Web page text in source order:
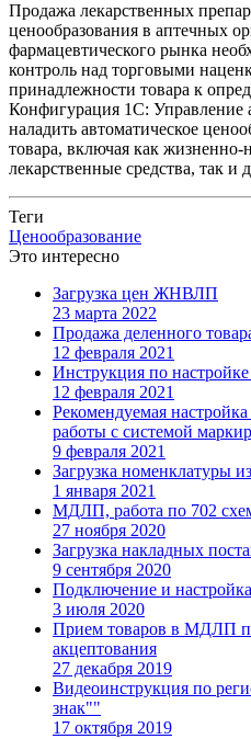
Продажа лекарственных
ценообразования в аптечных
фармацевтического рынка
контроль над торговыми
принадлежности товара к
Конфигурация 1С: Управление
наладить автоматическое
товара, включая как
лекарственные средства, так и
Теги
Ценообразование
Это интересно
Загрузка цен ЖНВЛП
23 марта 2022
Продажа деленного
12 февраля 2021
Инструкция по
12 февраля 2021
Рекомендуемая
работы с системой
9 февраля 2021
Загрузка номенклатуры
1 января 2021
МДЛП, работа по 702
27 ноября 2020
Загрузка накладных
9 сентября 2020
Подключение и
3 июля 2020
Прием товаров в МДЛП
акцептования
27 декабря 2019
Видеоинструкция по
знак""
17 октября 2019